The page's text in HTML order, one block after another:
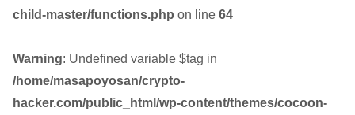
child-master/functions.php on line 64
Warning: Undefined variable $tag in
/home/masapoyosan/crypto-
hacker.com/public_html/wp-content/themes/cocoon-